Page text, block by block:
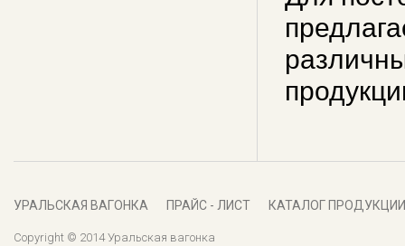
УРАЛЬСКАЯ ВАГОНКА ПРАЙС - ЛИСТ КАТАЛОГ ПРОДУКЦИИ
Copyright © 2014 Уральская вагонка